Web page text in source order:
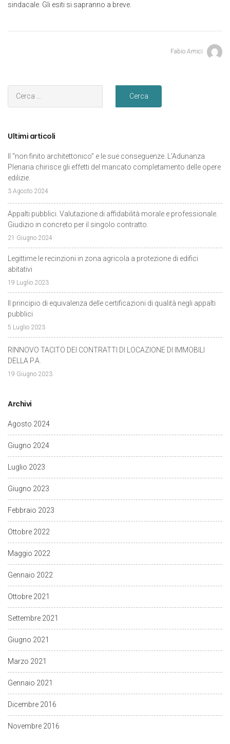
sindacale. Gli esiti si sapranno a breve.
Fabio Amici
Ultimi articoli
Il “non finito architettonico” e le sue conseguenze. L’Adunanza
Plenaria chirisce gli effetti del mancato completamento delle opere
edilizie.
3 Agosto 2024
Appalti pubblici. Valutazione di affidabilità morale e professionale.
Giudizio in concreto per il singolo contratto.
21 Giugno 2024
Legittime le recinzioni in zona agricola a protezione di edifici
abitativi
19 Luglio 2023
Il principio di equivalenza delle certificazioni di qualità negli appalti
pubblici
5 Luglio 2023
RINNOVO TACITO DEI CONTRATTI DI LOCAZIONE DI IMMOBILI
DELLA P.A.
19 Giugno 2023
Archivi
Agosto 2024
Giugno 2024
Luglio 2023
Giugno 2023
Febbraio 2023
Ottobre 2022
Maggio 2022
Gennaio 2022
Ottobre 2021
Settembre 2021
Giugno 2021
Marzo 2021
Gennaio 2021
Dicembre 2016
Novembre 2016